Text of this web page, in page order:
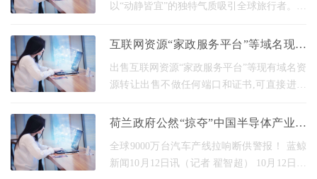
以“动静皆宜”的独特气质吸引全球旅行者。作
自然与人文融合力，将荒野的狂野与都市的
互联网资源“家政服务平台”等域名现有
资源转让出售
出售互联网资源“家政服务平台”等现有域名资
源转让出售不做任何端口和证书,可直接进行
光,还要有胆量。好的互联网资源的价格确实
荷兰政府公然“掠夺”中国半导体产业，
闻泰安世坚决捍卫
全球9000万台汽车产线拉响断供警报！ 蓝鲸
新闻10月12日讯（记者 翟智超） 10月12日，